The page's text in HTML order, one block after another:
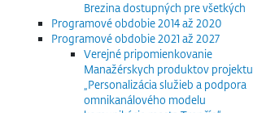
Brezina dostupných pre všetkých
Programové obdobie 2014 až 2020
Programové obdobie 2021 až 2027
Verejné pripomienkovanie
Manažérskych produktov projektu
„Personalizácia služieb a podpora
omnikanálového modelu